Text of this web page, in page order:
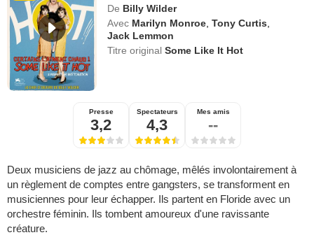
De Billy Wilder
Avec Marilyn Monroe ,Tony Curtis
Jack Lemmon
Titre originalSome Like It Hot
Presse
3,2
Spectateurs
4,3
Mes amis
--
Deux musiciens de jazz au chômage, mêlés involontairement à
un règlement de comptes entre gangsters, se transforment en
musiciennes pour leur échapper. Ils partent en Floride avec un
orchestre féminin. Ils tombent amoureux d'une ravissante
créature.